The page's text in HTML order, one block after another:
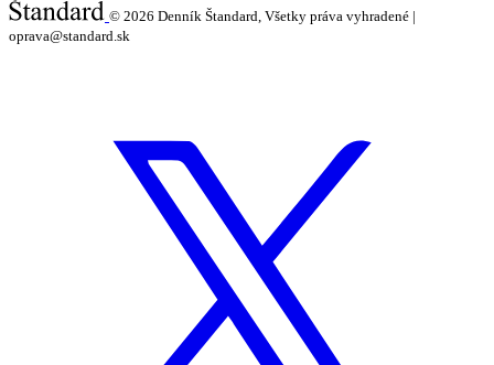
© 2026 Denník Štandard, Všetky práva vyhradené |
oprava@standard.sk